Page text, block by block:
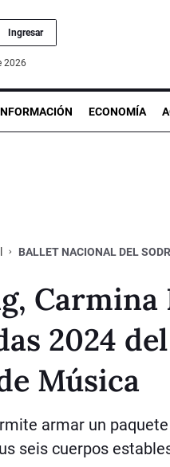
Ingresar
2026
ECONOMÍA
BALLET NACIONAL DEL
Carmina
2024
Música
armar un
seis cuerpos